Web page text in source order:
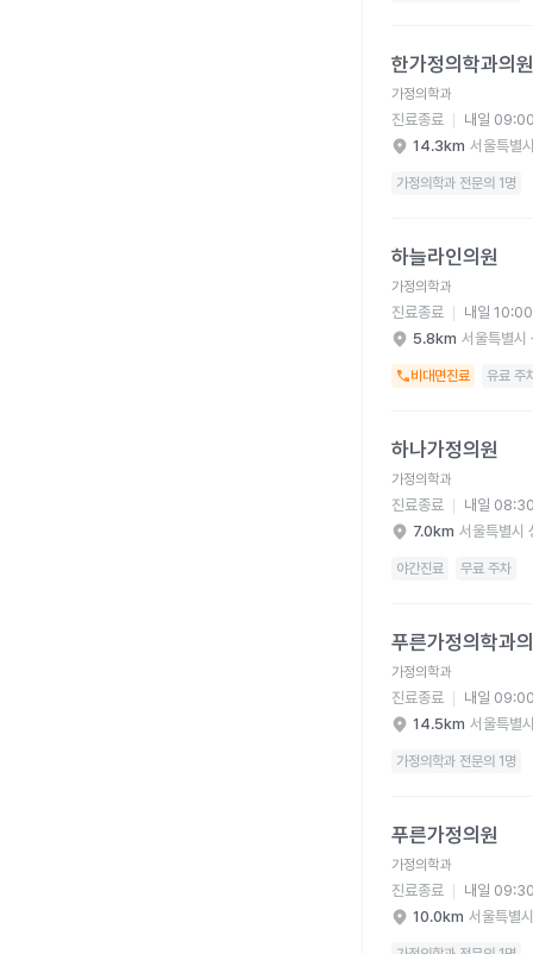
한가정의학과의원
가정의학과
진료종료
내일
14.3km 서울특별
가정의학과 전문의 1명
하늘라인의원
가정의학과
진료종료
내일
5.8km 서울특별시
비대면진료 유료 주
하나가정의원
가정의학과
진료종료
내일
7.0km 서울특별시
야간진료 무료 주차
푸른가정의학과
가정의학과
진료종료
내일
14.5km 서울특별
가정의학과 전문의 1명
푸른가정의원
가정의학과
진료종료
내일
10.0km 서울특별